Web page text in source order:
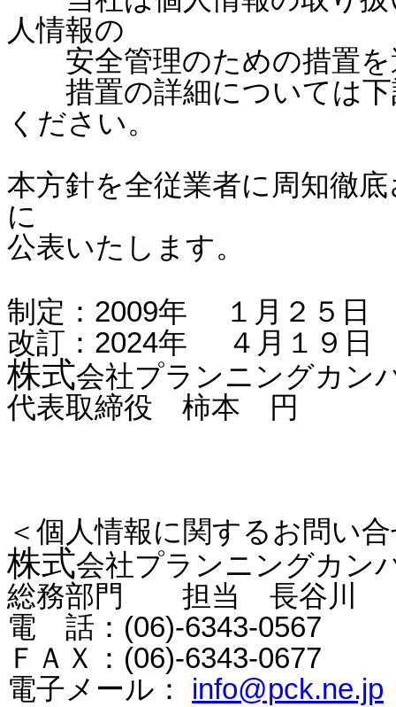
人情報の
安全管理のための措置を
措置の詳細については下
ください。
本方針を全従業者に周知徹
に
公表いたします。
制定：2009年 １月２５日
改訂：2024年 ４ 月１９日
株式会社プランニングカ
代表取締役 柿本 円
＜個人情報に関するお問い
株式会社プランニングカン
総務部門 担当 長谷川
電 話： (06)-6343-0567
ＦＡＸ： (06)-6343-0677
電子メール：
info@pck.ne.jp